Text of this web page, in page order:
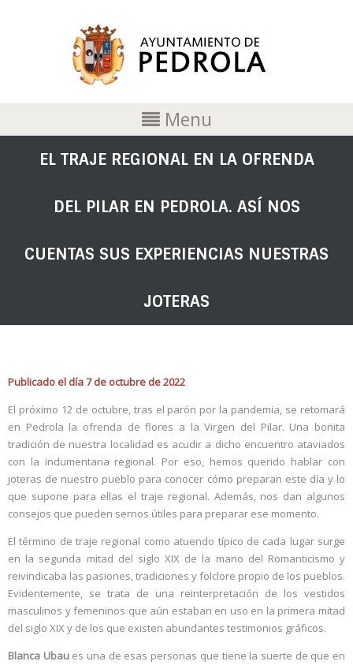
Menu
EL TRAJE REGIONAL EN LA OFRENDA
DEL PILAR EN PEDROLA. ASÍ NOS
CUENTAS SUS EXPERIENCIAS NUESTRAS
JOTERAS
Publicado el día 7 de octubre de 2022
El próximo 12 de octubre, tras el parón por la pandemia, se retomará
en Pedrola la ofrenda de flores a la Virgen del Pilar. Una bonita
tradición de nuestra localidad es acudir a dicho encuentro ataviados
con la indumentaria regional. Por eso, hemos querido hablar con
joteras de nuestro pueblo para conocer cómo preparan este día y lo
que supone para ellas el traje regional. Además, nos dan algunos
consejos que pueden sernos útiles para preparar ese momento.
El término de traje regional como atuendo típico de cada lugar surge
en la segunda mitad del siglo XIX de la mano del Romanticismo y
reivindicaba las pasiones, tradiciones y folclore propio de los pueblos.
Evidentemente, se trata de una reinterpretación de los vestidos
masculinos y femeninos que aún estaban en uso en la primera mitad
del siglo XIX y de los que existen abundantes testimonios gráficos.
Blanca Ubaues una de esas personas que tiene la suerte de que en